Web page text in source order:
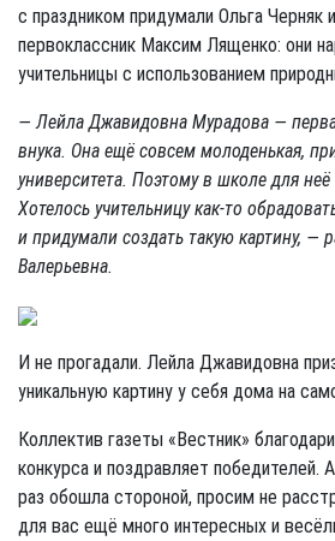
с праздником придумали Ольга Черняк
первоклассник Максим Лященко: они
учительницы с использованием
— Лейла Джавидовна Мурадова —
внука. Она ещё совсем молоденькая,
университета. Поэтому в школе для
Хотелось учительницу как-то
и придумали создать такую картину, —
Валерьевна.
И не прогадали. Лейла Джавидовна
уникальную картину у себя дома на
Коллектив газеты «Вестник»
конкурса и поздравляет победителей.
раз обошла стороной, просим не
для вас ещё много интересных и